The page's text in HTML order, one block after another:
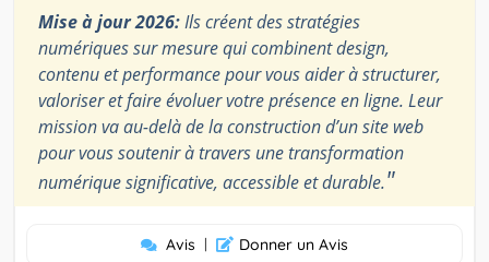
Mise à jour 2026:Ils créent des stratégies
numériques sur mesure qui combinent design,
contenu et performance pour vous aider à structurer,
valoriser et faire évoluer votre présence en ligne. Leur
mission va au-delà de la construction d’un site web
pour vous soutenir à travers une transformation
numérique significative, accessible et durable."
Avis | Donner un Avis